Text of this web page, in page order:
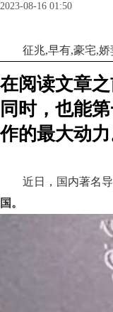
2023-08-16 01:50
征兆,早有,豪宅,娇
在阅读文章
同时，也能
作的最大动力
近日，国内著名
国。